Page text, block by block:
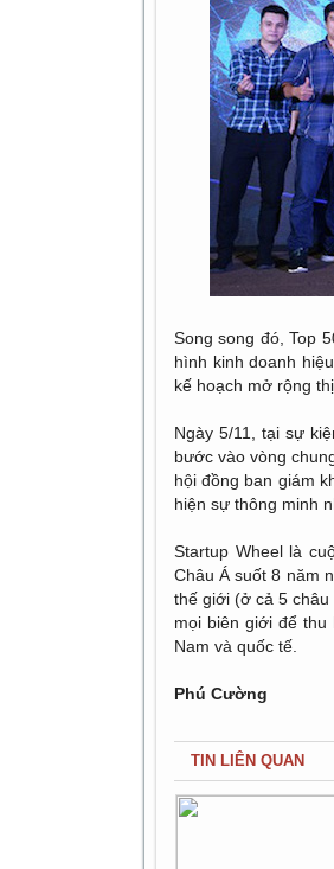
Song song đó, Top
hình kinh doanh
kế hoạch mở rộng
Ngày 5/11, tại sự
bước vào vòng
hội đồng ban giám
hiện sự thông minh
Startup Wheel là
Châu Á suốt 8 năm
thế giới (ở cả 5
mọi biên giới để
Nam và quốc tế.
Phú Cường
TIN LIÊN QUAN